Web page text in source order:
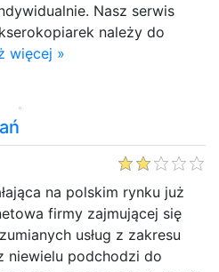
Nasz serwis
należy do
więcej »
na polskim rynku już
firmy zajmującej się
usług z zakresu
niewielu podchodzi do